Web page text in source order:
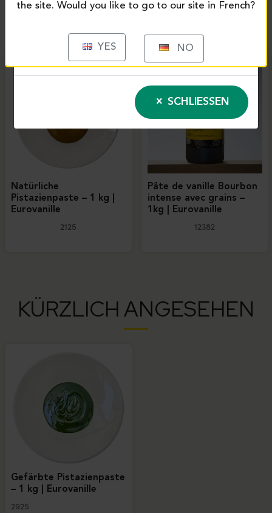
PRODUITS SIMILAIRES
Natürliche
Pistazienpaste – 1 kg |
Eurovanille
2125
Pâte de vanille Bourbon
intense avec grains –
1kg | Eurovanille
12382
KÜRZLICH ANGESEHEN
Gefärbte Pistazienpaste
– 1 kg | Eurovanille
2925
SCHLIESSEN
the site. Would you like to go to our site in French?
YES NO